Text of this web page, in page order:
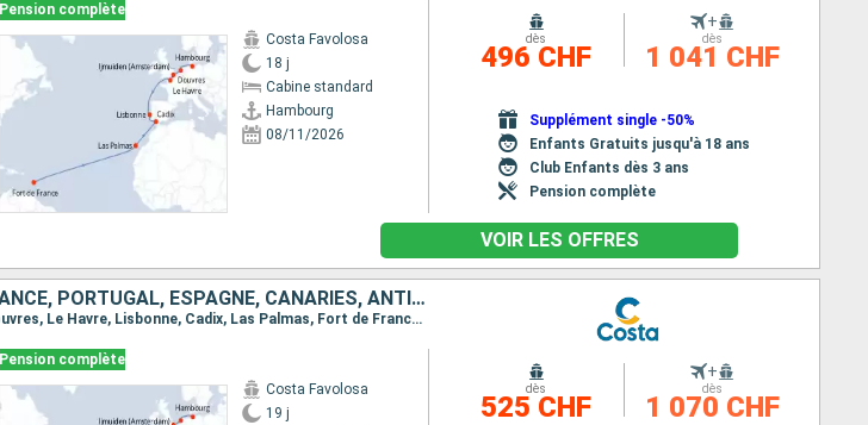
Pension complète
Costa Favolosa
18 j
Cabine standard
Hambourg
08/11/2026
dès
496 CHF
+
dès
1 041 CHF
Supplément single -50%
Enfants Gratuits jusqu'à 18 ans
Club Enfants dès 3 ans
Pension complète
VOIR LES OFFRES
ALLEMAGNE, GRANDE-BRETAGNE, FRANCE, PORTUGAL, ESPAGNE, CANARIES, ANTILLES
Itinéraire : Hambourg, Ijmuiden (Amsterdam), Douvres, Le Havre, Lisbonne, Cadix, Las Palmas, Fort de France, Pointe à Pitre
Pension complète
Costa Favolosa
19 j
dès
525 CHF
+
dès
1 070 CHF